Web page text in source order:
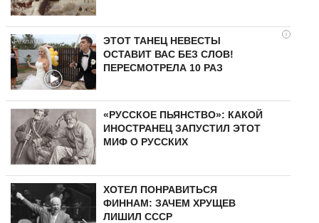
i
ЭТОТ ТАНЕЦ НЕВЕСТЫ
ОСТАВИТ ВАС БЕЗ СЛОВ!
ПЕРЕСМОТРЕЛА 10 РАЗ
«РУССКОЕ ПЬЯНСТВО»: КАКОЙ
ИНОСТРАНЕЦ ЗАПУСТИЛ ЭТОТ
МИФ О РУССКИХ
ХОТЕЛ ПОНРАВИТЬСЯ
ФИННАМ: ЗАЧЕМ ХРУЩЕВ
ЛИШИЛ СССР